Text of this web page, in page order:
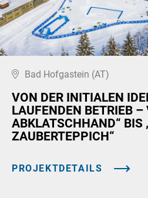
Bad Hofgastein (AT)
VON DER INITIALEN
LAUFENDEN BETRIEB –
ABKLATSCHHAND“ BIS
ZAUBERTEPPICH“
PROJEKTDETAILS